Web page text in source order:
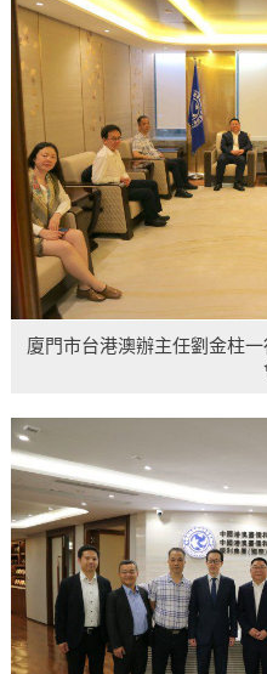
廈門市台港澳辦主任劉金柱